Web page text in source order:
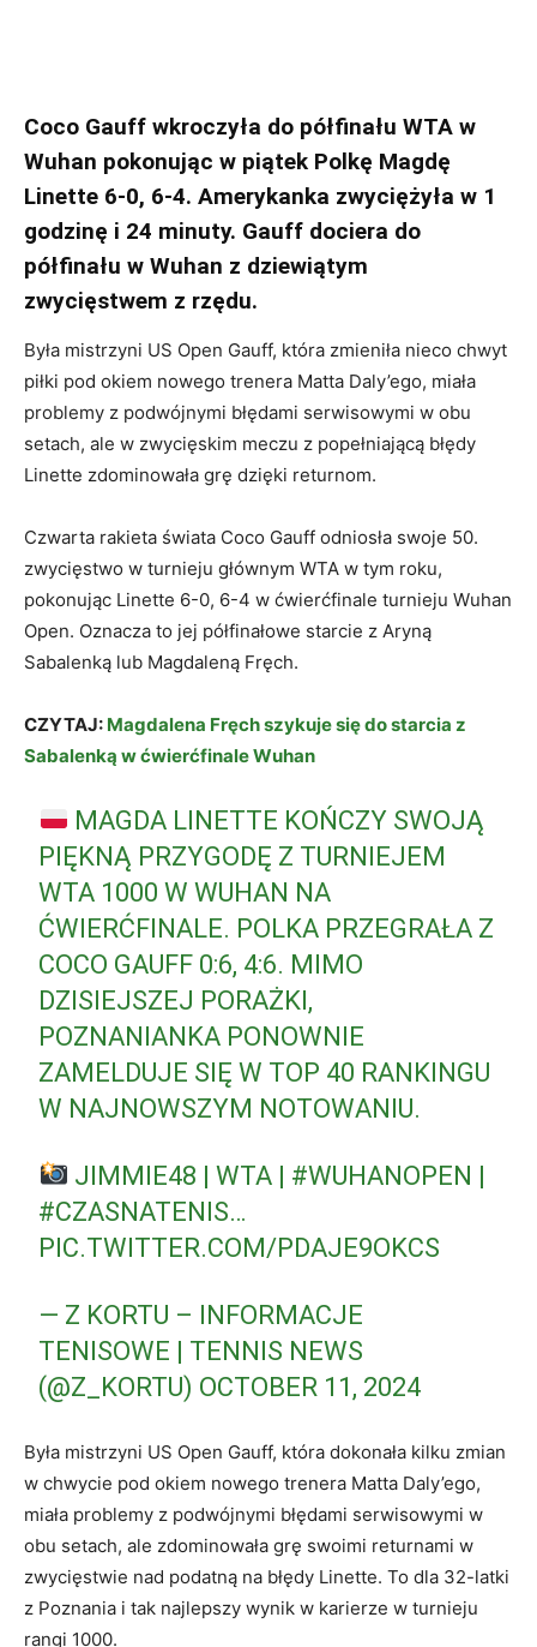
Coco Gauff wkroczyła do półfinału WTA w
Wuhan pokonując w piątek Polkę Magdę
Linette 6-0, 6-4. Amerykanka zwyciężyła w 1
godzinę i 24 minuty. Gauff dociera do
półfinału w Wuhan z dziewiątym
zwycięstwem z rzędu.
Była mistrzyni US Open Gauff, która zmieniła nieco chwyt
piłki pod okiem nowego trenera Matta Daly’ego, miała
problemy z podwójnymi błędami serwisowymi w obu
setach, ale w zwycięskim meczu z popełniającą błędy
Linette zdominowała grę dzięki returnom.
Czwarta rakieta świata Coco Gauff odniosła swoje 50.
zwycięstwo w turnieju głównym WTA w tym roku,
pokonując Linette 6-0, 6-4 w ćwierćfinale turnieju Wuhan
Open. Oznacza to jej półfinałowe starcie z Aryną
Sabalenką lub Magdaleną Fręch.
CZYTAJ: Magdalena Fręch szykuje się do starcia z
Sabalenką w ćwierćfinale Wuhan
MAGDA LINETTE KOŃCZY SWOJĄ
PIĘKNĄ PRZYGODĘ Z TURNIEJEM
WTA 1000 W WUHAN NA
ĆWIERĆFINALE. POLKA PRZEGRAŁA Z
COCO GAUFF 0:6, 4:6. MIMO
DZISIEJSZEJ PORAŻKI,
POZNANIANKA PONOWNIE
ZAMELDUJE SIĘ W TOP 40 RANKINGU
W NAJNOWSZYM NOTOWANIU.
JIMMIE48 | WTA | #WUHANOPEN |
#CZASNATENIS…
PIC.TWITTER.COM/PDAJE9OKCS
— Z KORTU – INFORMACJE
TENISOWE | TENNIS NEWS
(@Z_KORTU) OCTOBER 11, 2024
Była mistrzyni US Open Gauff, która dokonała kilku zmian
w chwycie pod okiem nowego trenera Matta Daly’ego,
miała problemy z podwójnymi błędami serwisowymi w
obu setach, ale zdominowała grę swoimi returnami w
zwycięstwie nad podatną na błędy Linette. To dla 32-latki
z Poznania i tak najlepszy wynik w karierze w turnieju
rangi 1000.